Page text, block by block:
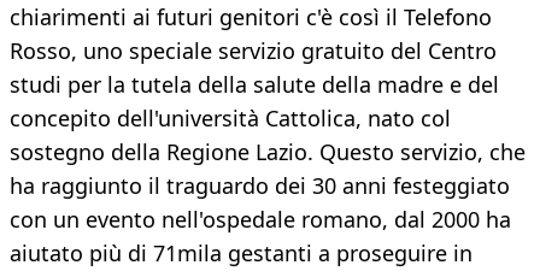
chiarimenti ai futuri genitori c'è così il Telefono
Rosso, uno speciale servizio gratuito del Centro
studi per la tutela della salute della madre e del
concepito dell'università Cattolica, nato col
sostegno della Regione Lazio. Questo servizio, che
ha raggiunto il traguardo dei 30 anni festeggiato
con un evento nell'ospedale romano, dal 2000 ha
aiutato più di 71mila gestanti a proseguire in